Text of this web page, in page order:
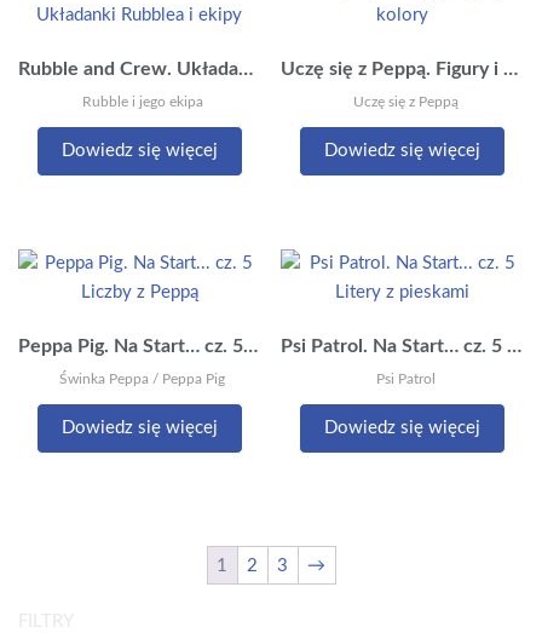
Rubble and Crew. Układanki Rubblea i ekipy
Rubble i jego ekipa
Dowiedz się więcej
Uczę się z Peppą. Figury i kolory
Uczę się z Peppą
Dowiedz się więcej
Peppa Pig. Na Start… cz. 5 Liczby z Peppą
Świnka Peppa / Peppa Pig
Dowiedz się więcej
Psi Patrol. Na Start… cz. 5 Litery z pieskami
Psi Patrol
Dowiedz się więcej
1 2 3 →